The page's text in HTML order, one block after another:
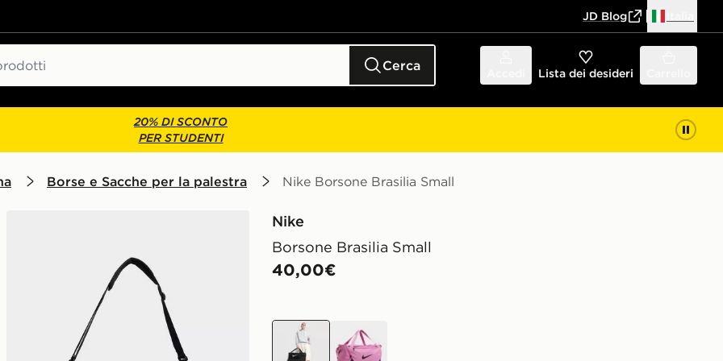
JD Blog
Cerca Lista dei desideri
20% DI SCONTO
PER STUDENTI
Borse e Sacche per la palestra Nike Borsone Brasilia Small
Nike
Borsone Brasilia Small
40,00€
nero rosa